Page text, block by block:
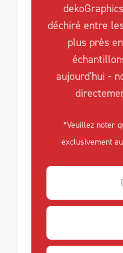
déchiré entre
plus près
aujourd'hui -
*Veuillez noter
exclusivement